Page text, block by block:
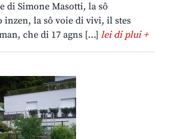
di Simone Masotti, la sô
inzen, la sô voie di vivi, il stes
che di 17 agns […] lei di plui +